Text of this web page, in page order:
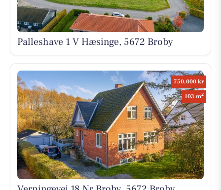
Palleshave 1 V Hæsinge, 5672 Broby
750.000 kr
103 m2